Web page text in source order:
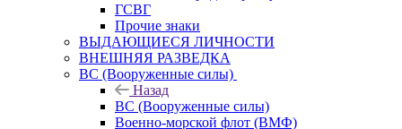
ГСВГ
Прочие знаки
ВЫДАЮЩИЕСЯ ЛИЧНОСТИ
ВНЕШНЯЯ РАЗВЕДКА
ВС (Вооруженные силы)
Назад
ВС (Вооруженные силы)
Военно-морской флот (ВМФ)